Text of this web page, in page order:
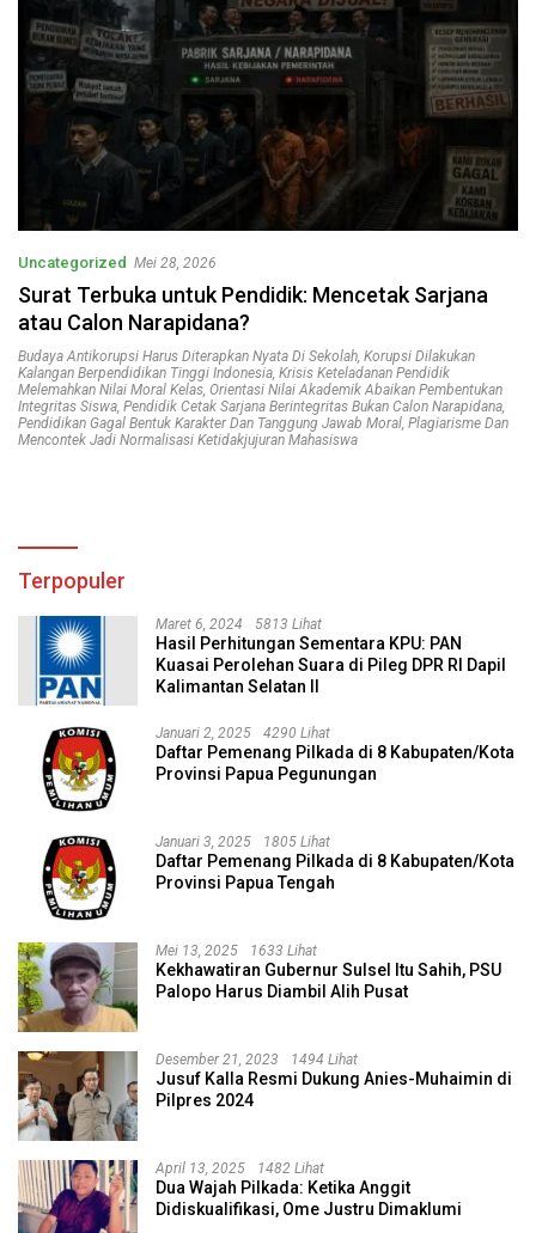
Uncategorized Mei 28, 2026
Surat Terbuka untuk Pendidik: Mencetak Sarjana
atau Calon Narapidana?
Budaya Antikorupsi Harus Diterapkan Nyata Di Sekolah, Korupsi Dilakukan
Kalangan Berpendidikan Tinggi Indonesia, Krisis Keteladanan Pendidik
Melemahkan Nilai Moral Kelas, Orientasi Nilai Akademik Abaikan Pembentukan
Integritas Siswa, Pendidik Cetak Sarjana Berintegritas Bukan Calon Narapidana,
Pendidikan Gagal Bentuk Karakter Dan Tanggung Jawab Moral, Plagiarisme Dan
Mencontek Jadi Normalisasi Ketidakjujuran Mahasiswa
Terpopuler
Maret 6, 2024 5813 Lihat
Hasil Perhitungan Sementara KPU: PAN
Kuasai Perolehan Suara di Pileg DPR RI Dapil
Kalimantan Selatan II
Januari 2, 2025 4290 Lihat
Daftar Pemenang Pilkada di 8 Kabupaten/Kota
Provinsi Papua Pegunungan
Januari 3, 2025 1805 Lihat
Daftar Pemenang Pilkada di 8 Kabupaten/Kota
Provinsi Papua Tengah
Mei 13, 2025 1633 Lihat
Kekhawatiran Gubernur Sulsel Itu Sahih, PSU
Palopo Harus Diambil Alih Pusat
Desember 21, 2023 1494 Lihat
Jusuf Kalla Resmi Dukung Anies-Muhaimin di
Pilpres 2024
April 13, 2025 1482 Lihat
Dua Wajah Pilkada: Ketika Anggit
Didiskualifikasi, Ome Justru Dimaklumi